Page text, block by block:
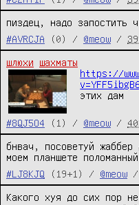
пиздец, надо запостить
#AVRCJA
(0) / @meow /
шлюхи
шахматы
https://
этих дам
#8QJ5O4 (1) / @meow /
бнвач, посоветуй
моем планшете
#LJ8KJQ
(19+1) / @meow /
Какого хуя до сих пор